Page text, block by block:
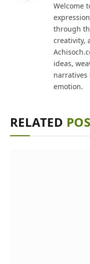
Welcome
through
creativity,
ideas,
emotion.
RELATED